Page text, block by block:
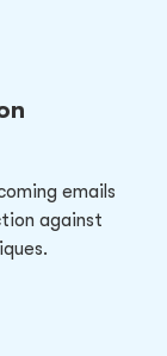
emails
against